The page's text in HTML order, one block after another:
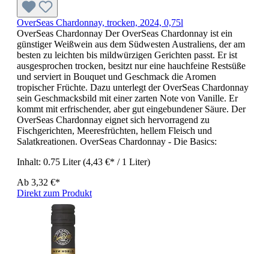
OverSeas Chardonnay, trocken, 2024, 0,75l
OverSeas Chardonnay Der OverSeas Chardonnay ist ein
günstiger Weißwein aus dem Südwesten Australiens, der am
besten zu leichten bis mildwürzigen Gerichten passt. Er ist
ausgesprochen trocken, besitzt nur eine hauchfeine Restsüße
und serviert in Bouquet und Geschmack die Aromen
tropischer Früchte. Dazu unterlegt der OverSeas Chardonnay
sein Geschmacksbild mit einer zarten Note von Vanille. Er
kommt mit erfrischender, aber gut eingebundener Säure. Der
OverSeas Chardonnay eignet sich hervorragend zu
Fischgerichten, Meeresfrüchten, hellem Fleisch und
Salatkreationen. OverSeas Chardonnay - Die Basics:
Inhalt: 0.75 Liter(4,43 €* / 1 Liter)
Ab 3,32 €*
Direkt zum Produkt